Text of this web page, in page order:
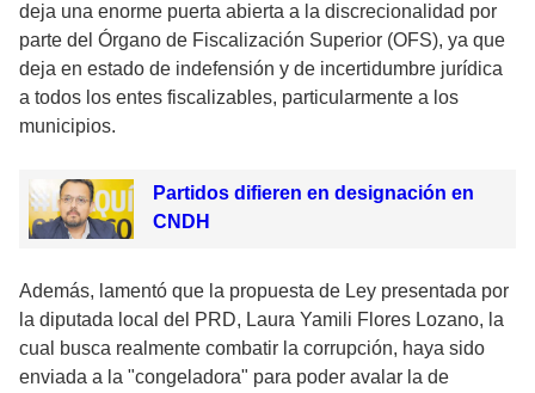
deja una enorme puerta abierta a la discrecionalidad por
parte del Órgano de Fiscalización Superior (OFS), ya que
deja en estado de indefensión y de incertidumbre jurídica
a todos los entes fiscalizables, particularmente a los
municipios.
Partidos difieren en designación en
CNDH
Además, lamentó que la propuesta de Ley presentada por
la diputada local del PRD, Laura Yamili Flores Lozano, la
cual busca realmente combatir la corrupción, haya sido
enviada a la "congeladora" para poder avalar la de